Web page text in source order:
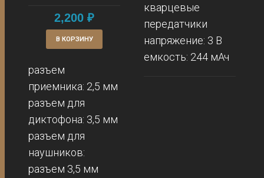
2,200₽
В КОРЗИНУ
разъем
приемника: 2,5 мм
разъем для
диктофона: 3,5 мм
разъем для
наушников:
разъем 3,5 мм
кварцевые
передатчики
напряжение: 3 В
емкость: 244 мАч